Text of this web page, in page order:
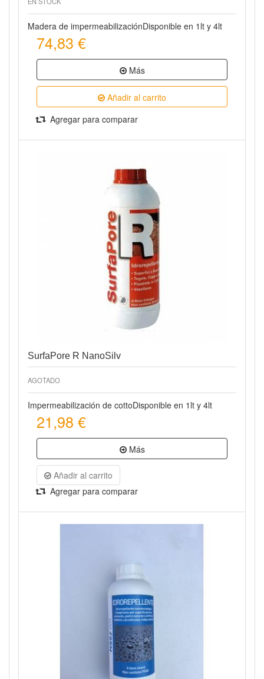
Madera de impermeabilizaciónDisponible en 1lt y 4lt
74,83 €
Más
Añadir al carrito
Agregar para comparar
SurfaPore R NanoSilv
AGOTADO
Impermeabilización de cottoDisponible en 1lt y 4lt
21,98 €
Más
Añadir al carrito
Agregar para comparar
Vista rápida
Vista rápida